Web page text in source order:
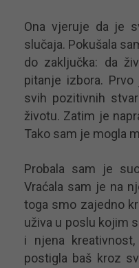
Ona vjeruje da je
slučaja. Pokušala
do zaključka: da
pitanje izbora.
svih pozitivnih
životu. Zatim je
Tako sam je mogla
Probala sam je
Vraćala sam je na
toga smo zajedno
uživa u poslu kojim
i njena
postigla baš kroz